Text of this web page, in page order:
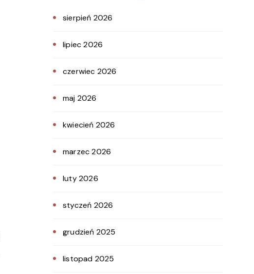
sierpień 2026
lipiec 2026
czerwiec 2026
maj 2026
kwiecień 2026
marzec 2026
luty 2026
styczeń 2026
grudzień 2025
listopad 2025